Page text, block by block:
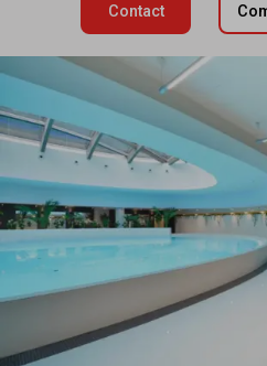
Contact